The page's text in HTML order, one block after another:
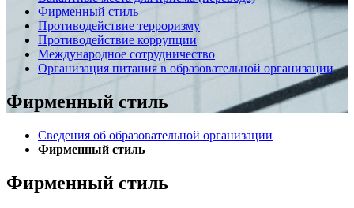
Фирменный стиль
Противодействие терроризму
Противодействие коррупции
Международное сотрудничество
Организация питания в образовательной организации
Фирменный стиль
Сведения об образовательной организации
Фирменный стиль
Фирменный стиль